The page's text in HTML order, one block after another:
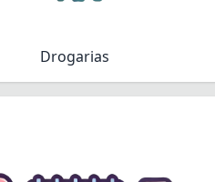
Drogarias